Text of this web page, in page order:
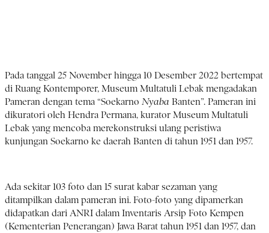
Pada tanggal 25 November hingga 10 Desember 2022 bertempat
di Ruang Kontemporer, Museum Multatuli Lebak mengadakan
Pameran dengan tema “Soekarno Nyaba Banten”. Pameran ini
dikuratori oleh Hendra Permana, kurator Museum Multatuli
Lebak yang mencoba merekonstruksi ulang peristiwa
kunjungan Soekarno ke daerah Banten di tahun 1951 dan 1957.
Ada sekitar 103 foto dan 15 surat kabar sezaman yang
ditampilkan dalam pameran ini. Foto-foto yang dipamerkan
didapatkan dari ANRI dalam Inventaris Arsip Foto Kempen
(Kementerian Penerangan) Jawa Barat tahun 1951 dan 1957, dan